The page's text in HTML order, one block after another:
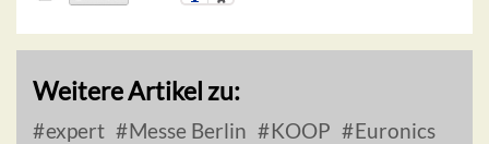
Weitere Artikel zu:
expert Messe Berlin KOOP Euronics